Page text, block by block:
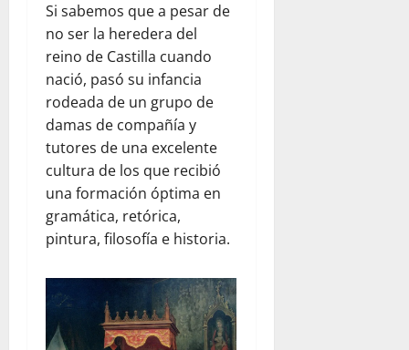
Si sabemos que a pesar de
no ser la heredera del
reino de Castilla cuando
nació, pasó su infancia
rodeada de un grupo de
damas de compañía y
tutores de una excelente
cultura de los que recibió
una formación óptima en
gramática, retórica,
pintura, filosofía e historia.